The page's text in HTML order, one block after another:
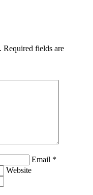
Required fields are
Email *
Website